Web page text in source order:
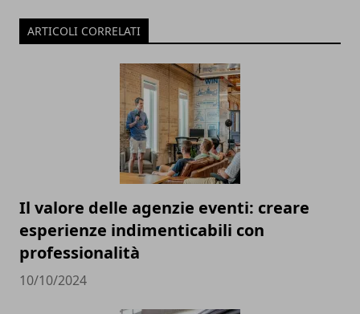
ARTICOLI CORRELATI
Il valore delle agenzie eventi: creare
esperienze indimenticabili con
professionalità
10/10/2024